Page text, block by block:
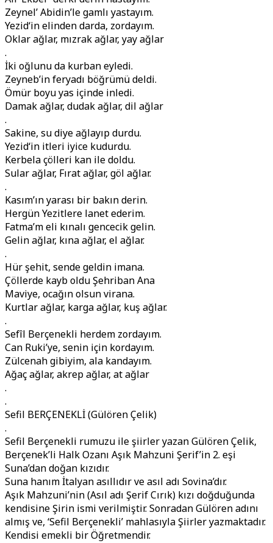
Zeynel’ Abidin’le gamlı yastayım.
Yezid‘in elinden darda, zordayım.
Oklar ağlar, mızrak ağlar, yay ağlar
.
İki oğlunu da kurban eyledi.
Zeyneb’in feryadı böğrümü deldi.
Ömür boyu yas içinde inledi.
Damak ağlar, dudak ağlar, dil ağlar
.
Sakine, su diye ağlayıp durdu.
Yezid‘in itleri iyice kudurdu.
Kerbela çölleri kan ile doldu.
Sular ağlar, Fırat ağlar, göl ağlar.
.
Kasım’ın yarası bir bakın derin.
Hergün Yezitlere lanet ederim.
Fatma’m eli kınalı gencecik gelin.
Gelin ağlar, kına ağlar, el ağlar.
.
Hür şehit, sende geldin imana.
Çöllerde kayb oldu Şehriban Ana
Maviye, ocağın olsun virana.
Kurtlar ağlar, karga ağlar, kuş ağlar.
.
Sefîl Berçenekli herdem zordayım.
Can Ruki’ye, senin için kordayım.
Zülcenah gibiyim, ala kandayım.
Ağaç ağlar, akrep ağlar, at ağlar
.
.
Sefil BERÇENEKLİ (Gülören Çelik)
.
Sefil Berçenekli rumuzu ile şiirler yazan Gülören Çelik,
Berçenek’li Halk Ozanı Aşık Mahzuni Şerif’in 2. eşi
Suna’dan doğan kızıdır.
Suna hanım İtalyan asıllıdır ve asıl adı Sovina’dır.
Aşık Mahzuni’nin (Asıl adı Şerif Cırık) kızı doğduğunda
kendisine Şirin ismi verilmiştir. Sonradan Gülören adını
almış ve, ‘Sefil Berçenekli’ mahlasıyla Şiirler yazmaktadır.
Kendisi emekli bir Öğretmendir.